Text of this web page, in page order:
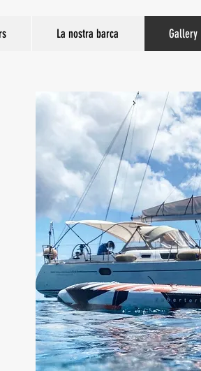
La nostra barca Gallery